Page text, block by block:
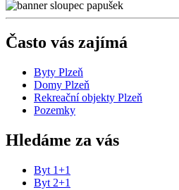
Často vás zajímá
Byty Plzeň
Domy Plzeň
Rekreační objekty Plzeň
Pozemky
Hledáme za vás
Byt 1+1
Byt 2+1